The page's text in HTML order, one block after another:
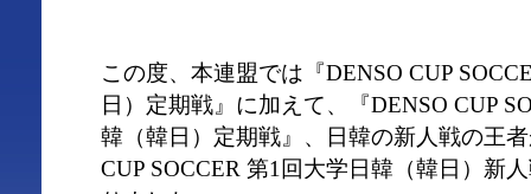
この度、本連盟では『DENSO CUP
日）定期戦』に加えて、『DENSO CUP
韓（韓⽇）定期戦』、日韓の新人戦の王
CUP SOCCER 第1回⼤学⽇韓（韓⽇）新